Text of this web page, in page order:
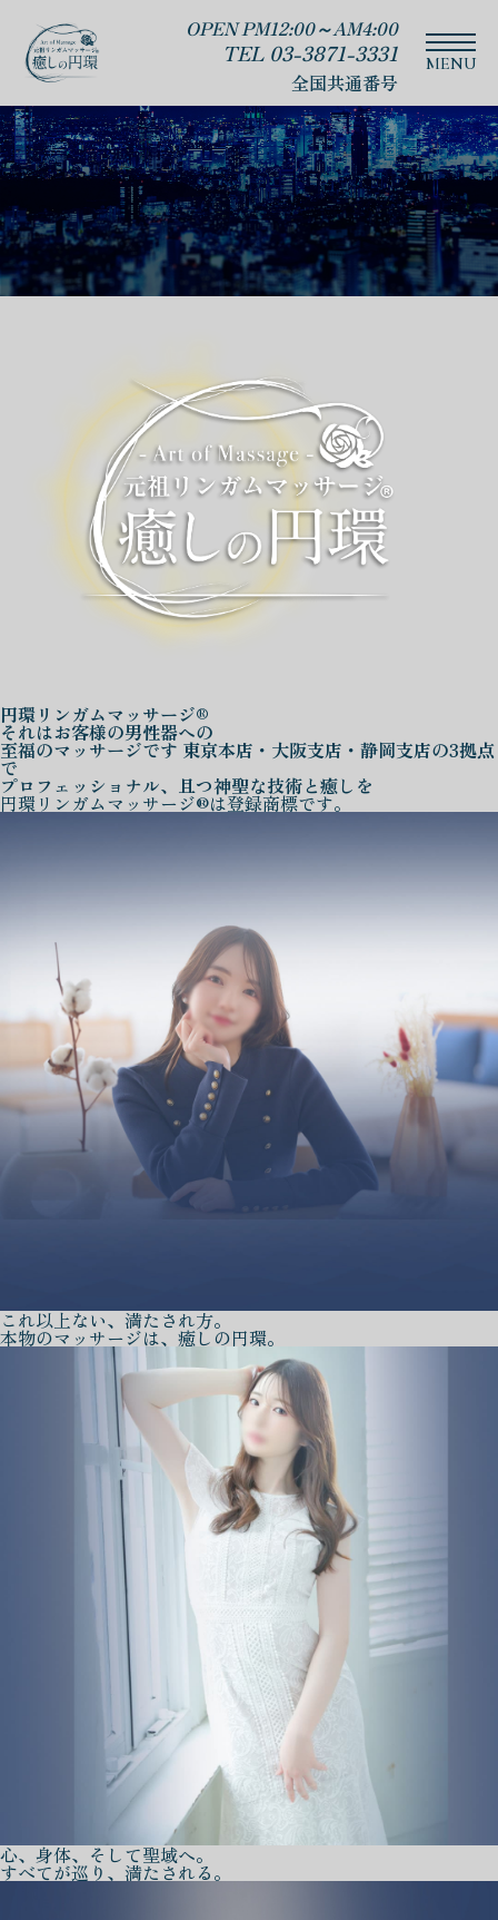
OPEN PM12:00～AM4:00
TEL 03-3871-3331
全国共通番号
円環リンガムマッサージ®
それはお客様の男性器への
至福のマッサージです 東京本店・大阪支店・静岡支店の3拠点
で
プロフェッショナル、且つ神聖な技術と癒しを
円環リンガムマッサージ®は登録商標です。
これ以上ない、満たされ方。
本物のマッサージは、癒しの円環。
心、身体、そして聖域へ。
すべてが巡り、満たされる。